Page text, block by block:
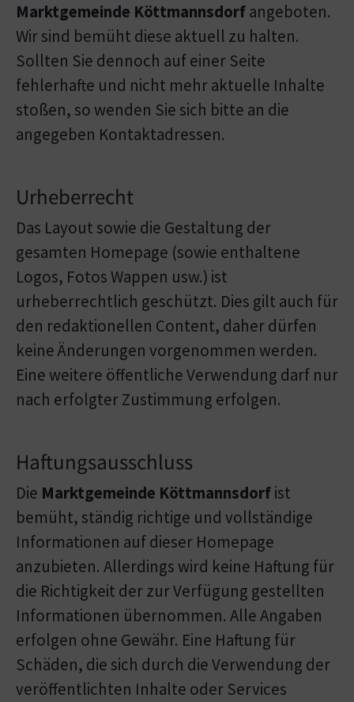
Marktgemeinde Köttmannsdorfangeboten.
Wir sind bemüht diese aktuell zu halten.
Sollten Sie dennoch auf einer Seite
fehlerhafte und nicht mehr aktuelle Inhalte
stoßen, so wenden Sie sich bitte an die
angegeben Kontaktadressen.
Urheberrecht
Das Layout sowie die Gestaltung der
gesamten Homepage (sowie enthaltene
Logos, Fotos Wappen usw.) ist
urheberrechtlich geschützt. Dies gilt auch für
den redaktionellen Content, daher dürfen
keine Änderungen vorgenommen werden.
Eine weitere öffentliche Verwendung darf nur
nach erfolgter Zustimmung erfolgen.
Haftungsausschluss
Die Marktgemeinde Köttmannsdorfist
bemüht, ständig richtige und vollständige
Informationen auf dieser Homepage
anzubieten. Allerdings wird keine Haftung für
die Richtigkeit der zur Verfügung gestellten
Informationen übernommen. Alle Angaben
erfolgen ohne Gewähr. Eine Haftung für
Schäden, die sich durch die Verwendung der
veröffentlichten Inhalte oder Services